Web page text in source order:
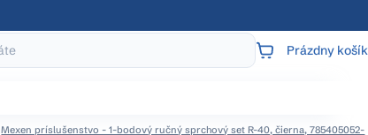
NÁKUPNÝ
Prázdny košík
Mexen príslušenstvo - 1-bodový ručný sprchový set R-40, čierna, 785405052-